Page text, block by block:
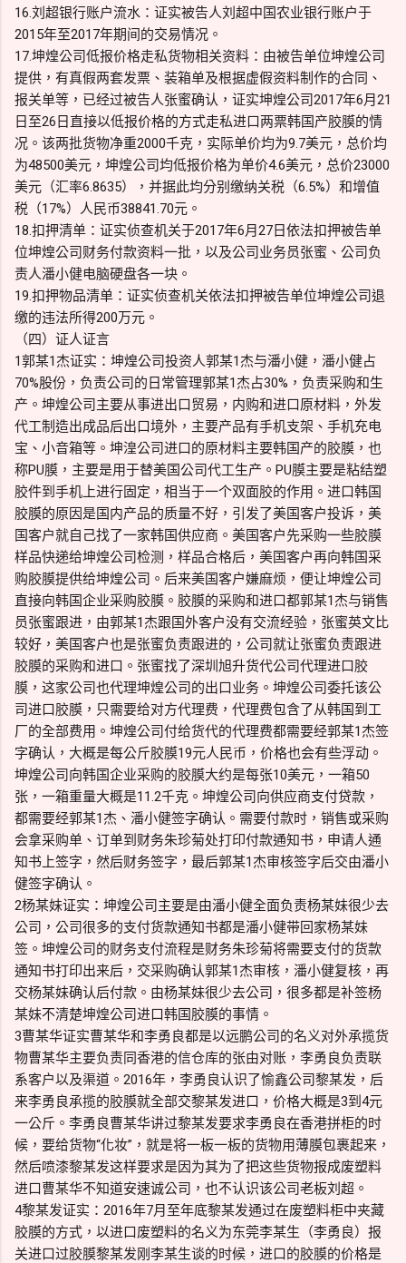
16.刘超银行账户流水：证实被告人刘超中国农业银行账户于
2015年至2017年期间的交易情况。
17.坤煌公司低报价格走私货物相关资料：由被告单位坤煌公司
提供，有真假两套发票、装箱单及根据虚假资料制作的合同、
报关单等，已经过被告人张蜜确认，证实坤煌公司2017年6月21
日至26日直接以低报价格的方式走私进口两票韩国产胶膜的情
况。该两批货物净重2000千克，实际单价均为9.7美元，总价均
为48500美元，坤煌公司均低报价格为单价4.6美元，总价23000
美元（汇率6.8635），并据此均分别缴纳关税（6.5%）和增值
税（17%）人民币38841.70元。
18.扣押清单：证实侦查机关于2017年6月27日依法扣押被告单
位坤煌公司财务付款资料一批，以及公司业务员张蜜、公司负
责人潘小健电脑硬盘各一块。
19.扣押物品清单：证实侦查机关依法扣押被告单位坤煌公司退
缴的违法所得200万元。
（四）证人证言
1郭某1杰证实：坤煌公司投资人郭某1杰与潘小健，潘小健占
70%股份，负责公司的日常管理郭某1杰占30%，负责采购和生
产。坤煌公司主要从事进出口贸易，内购和进口原材料，外发
代工制造出成品后出口境外，主要产品有手机支架、手机充电
宝、小音箱等。坤湟公司进口的原材料主要韩国产的胶膜，也
称PU膜，主要是用于替美国公司代工生产。PU膜主要是粘结塑
胶件到手机上进行固定，相当于一个双面胶的作用。进口韩国
胶膜的原因是国内产品的质量不好，引发了美国客户投诉，美
国客户就自己找了一家韩国供应商。美国客户先采购一些胶膜
样品快递给坤煌公司检测，样品合格后，美国客户再向韩国采
购胶膜提供给坤煌公司。后来美国客户嫌麻烦，便让坤煌公司
直接向韩国企业采购胶膜。胶膜的采购和进口都郭某1杰与销售
员张蜜跟进，由郭某1杰跟国外客户没有交流经验，张蜜英文比
较好，美国客户也是张蜜负责跟进的，公司就让张蜜负责跟进
胶膜的采购和进口。张蜜找了深圳旭升货代公司代理进口胶
膜，这家公司也代理坤煌公司的出口业务。坤煌公司委托该公
司进口胶膜，只需要给对方代理费，代理费包含了从韩国到工
厂的全部费用。坤煌公司付给货代的代理费都需要经郭某1杰签
字确认，大概是每公斤胶膜19元人民币，价格也会有些浮动。
坤煌公司向韩国企业采购的胶膜大约是每张10美元，一箱50
张，一箱重量大概是11.2千克。坤煌公司向供应商支付贷款，
都需要经郭某1杰、潘小健签字确认。需要付款时，销售或采购
会拿采购单、订单到财务朱珍菊处打印付款通知书，申请人通
知书上签字，然后财务签字，最后郭某1杰审核签字后交由潘小
健签字确认。
2杨某妹证实：坤煌公司主要是由潘小健全面负责杨某妹很少去
公司，公司很多的支付货款通知书都是潘小健带回家杨某妹
签。坤煌公司的财务支付流程是财务朱珍菊将需要支付的货款
通知书打印出来后，交采购确认郭某1杰审核，潘小健复核，再
交杨某妹确认后付款。由杨某妹很少去公司，很多都是补签杨
某妹不清楚坤煌公司进口韩国胶膜的事情。
3曹某华证实曹某华和李勇良都是以远鹏公司的名义对外承揽货
物曹某华主要负责同香港的信仓库的张由对账，李勇良负责联
系客户以及渠道。2016年，李勇良认识了愉鑫公司黎某发，后
来李勇良承揽的胶膜就全部交黎某发进口，价格大概是3到4元
一公斤。李勇良曹某华讲过黎某发要求李勇良在香港拼柜的时
候，要给货物“化妆”，就是将一板一板的货物用薄膜包裹起来，
然后喷漆黎某发这样要求是因为其为了把这些货物报成废塑料
进口曹某华不知道安速诚公司，也不认识该公司老板刘超。
4黎某发证实：2016年7月至年底黎某发通过在废塑料柜中夹藏
胶膜的方式，以进口废塑料的名义为东莞李某生（李勇良）报
关进口过胶膜黎某发刚李某生谈的时候，进口的胶膜的价格是